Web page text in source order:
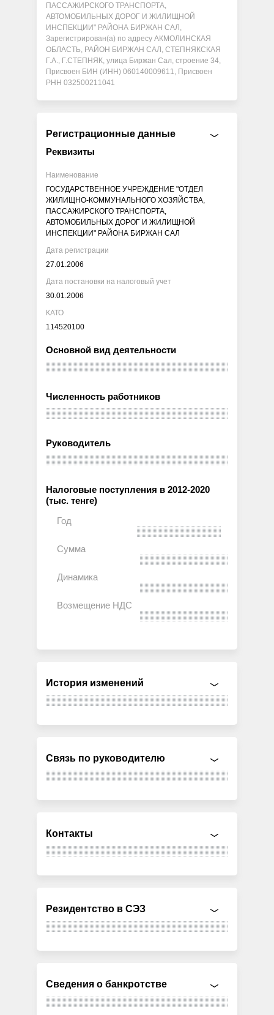
ПАССАЖИРСКОГО ТРАНСПОРТА,
АВТОМОБИЛЬНЫХ ДОРОГ И ЖИЛИЩНОЙ
ИНСПЕКЦИИ" РАЙОНА БИРЖАН САЛ,
Зарегистрирован(а) по адресу АКМОЛИНСКАЯ
ОБЛАСТЬ, РАЙОН БИРЖАН САЛ, СТЕПНЯКСКАЯ
Г.А., Г.СТЕПНЯК, улица Биржан Сал, строение 34,
Присвоен БИН (ИНН) 060140009611, Присвоен
РНН 032500211041
Регистрационные данные
Реквизиты
Наименование
ГОСУДАРСТВЕННОЕ УЧРЕЖДЕНИЕ "ОТДЕЛ
ЖИЛИЩНО-КОММУНАЛЬНОГО ХОЗЯЙСТВА,
ПАССАЖИРСКОГО ТРАНСПОРТА,
АВТОМОБИЛЬНЫХ ДОРОГ И ЖИЛИЩНОЙ
ИНСПЕКЦИИ" РАЙОНА БИРЖАН САЛ
Дата регистрации
27.01.2006
Дата постановки на налоговый учет
30.01.2006
КАТО
114520100
Основной вид деятельности
Численность работников
Руководитель
Налоговые поступления в 2012-2020
(тыс. тенге)
История изменений
Связь по руководителю
Контакты
Резидентство в СЭЗ
Сведения о банкротстве